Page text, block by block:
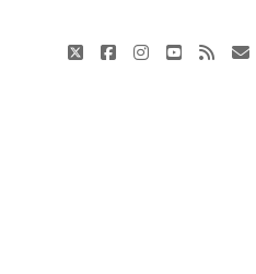
twitterfacebookinstagram
youtube
rss E-